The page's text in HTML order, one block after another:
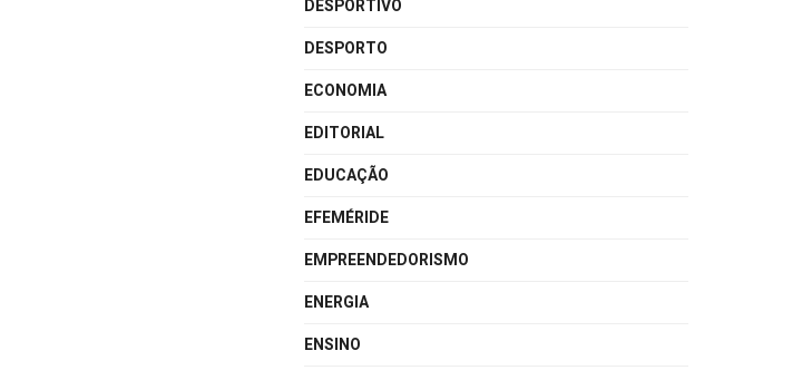
DESPORTIVO
DESPORTO
ECONOMIA
EDITORIAL
EDUCAÇÃO
EFEMÉRIDE
EMPREENDEDORISMO
ENERGIA
ENSINO